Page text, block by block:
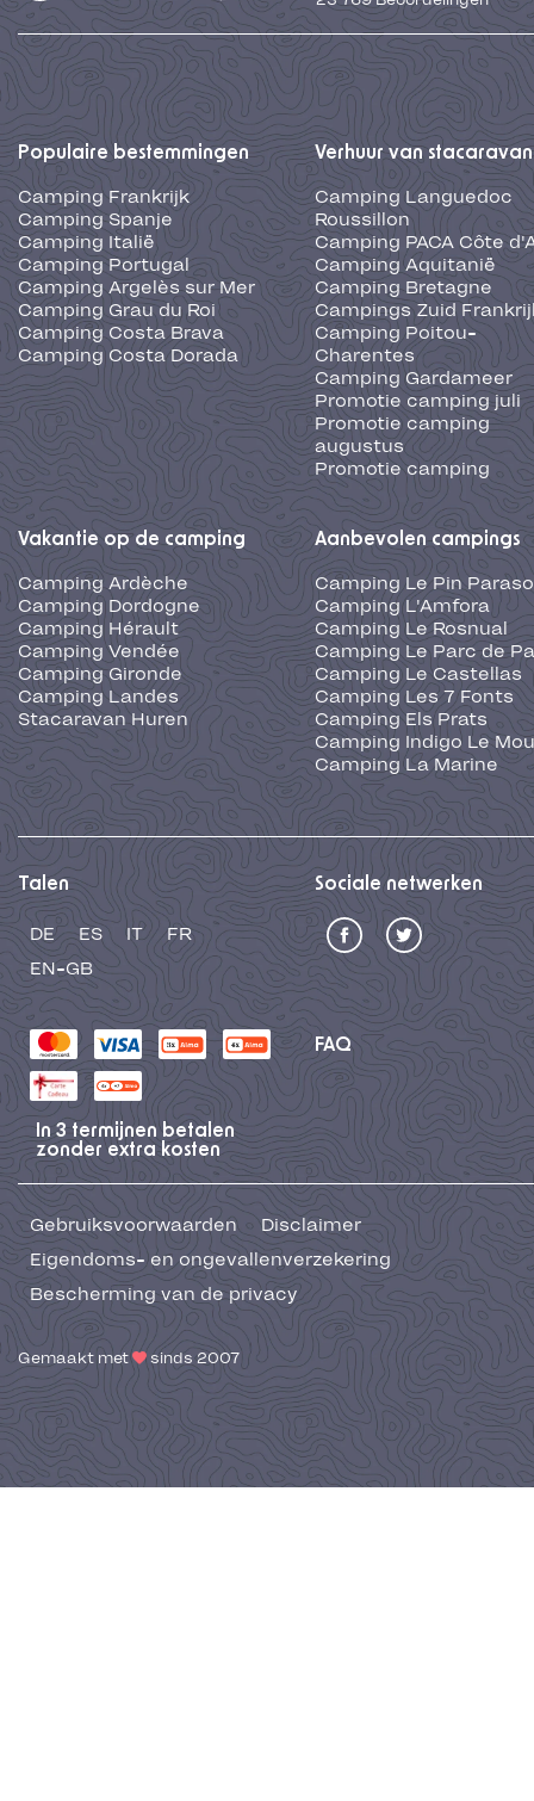
Populaire bestemmingen
Camping Frankrijk
Camping Spanje
Camping Italië
Camping Portugal
Camping Argelès sur Mer
Camping Grau du Roi
Camping Costa Brava
Camping Costa Dorada
Verhuur van
Camping Languedoc
Roussillon
Camping PACA Côte
Camping Aquitanië
Camping Bretagne
Campings Zuid
Camping Poitou-
Charentes
Camping Gardameer
Promotie camping juli
Promotie camping
augustus
Promotie camping
Vakantie op de camping
Camping Ardèche
Camping Dordogne
Camping Hérault
Camping Vendée
Camping Gironde
Camping Landes
Stacaravan Huren
Aanbevolen campings
Camping Le Pin
Camping L'Amfora
Camping Le Rosnual
Camping Le Parc de
Camping Le Castellas
Camping Les 7 Fonts
Camping Els Prats
Camping Indigo Le
Camping La Marine
Talen
DE ES IT
FR
EN-GB
Sociale netwerken
FAQ
In 3 termijnen betalen
zonder extra kosten
Gebruiksvoorwaarden
Disclaimer
Eigendoms- en ongevallenverzekering
Bescherming van de privacy
Gemaakt met sinds 2007